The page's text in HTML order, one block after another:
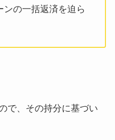
の一括返済を迫ら
で、その持分に基づい